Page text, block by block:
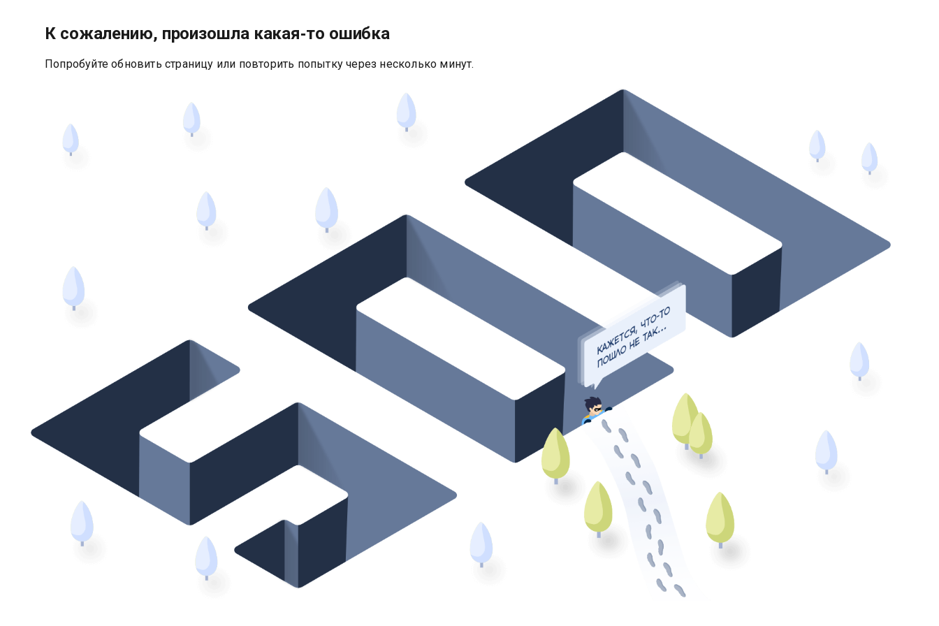
К сожалению, произошла какая‑то ошибка
Попробуйте обновить страницу или повторить попытку через несколько минут.